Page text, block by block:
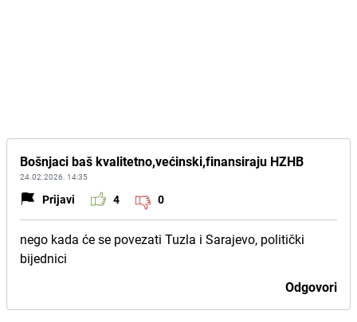
Bošnjaci baš kvalitetno,većinski,finansiraju HZHB
24.02.2026. 14:35
Prijavi 4 0
nego kada će se povezati Tuzla i Sarajevo, politički
bijednici
Odgovori